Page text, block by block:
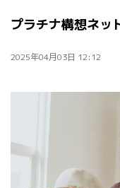
2025年04月03日 12:12